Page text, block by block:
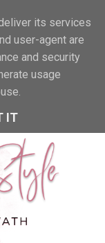
its services
user-agent are
and security
usage
IT